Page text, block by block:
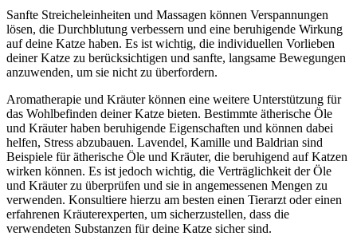
Sanfte Streicheleinheiten und Massagen können Verspannungen
lösen, die Durchblutung verbessern und eine beruhigende Wirkung
auf deine Katze haben. Es ist wichtig, die individuellen Vorlieben
deiner Katze zu berücksichtigen und sanfte, langsame Bewegungen
anzuwenden, um sie nicht zu überfordern.
Aromatherapie und Kräuter können eine weitere Unterstützung für
das Wohlbefinden deiner Katze bieten. Bestimmte ätherische Öle
und Kräuter haben beruhigende Eigenschaften und können dabei
helfen, Stress abzubauen. Lavendel, Kamille und Baldrian sind
Beispiele für ätherische Öle und Kräuter, die beruhigend auf Katzen
wirken können. Es ist jedoch wichtig, die Verträglichkeit der Öle
und Kräuter zu überprüfen und sie in angemessenen Mengen zu
verwenden. Konsultiere hierzu am besten einen Tierarzt oder einen
erfahrenen Kräuterexperten, um sicherzustellen, dass die
verwendeten Substanzen für deine Katze sicher sind.